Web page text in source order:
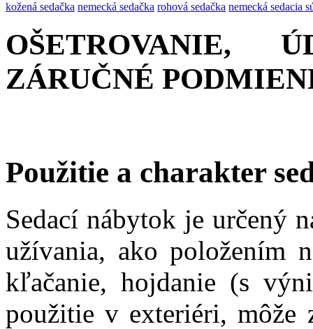
kožená sedačka nemecká sedačka rohová sedačka nemecká sedacia
OŠETROVANIE,
ZÁRUČNÉ
Použitie a charakter
Sedací nábytok je určený
užívania, ako položením
kľačanie, hojdanie (s
použitie v exteriéri, môže